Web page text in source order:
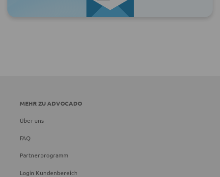
MEHR ZU ADVOCADO
Über uns
FAQ
Partnerprogramm
Login Kundenbereich